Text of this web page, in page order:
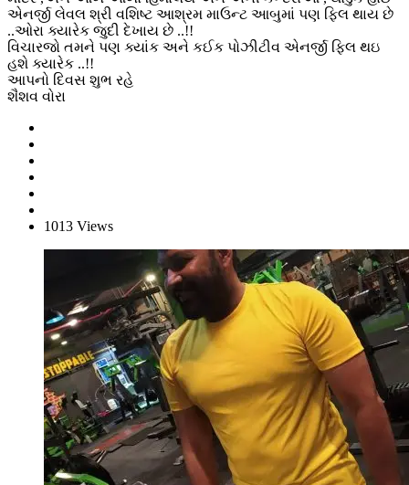
એનર્જી લેવલ શ્રી વશિષ્ટ આશ્રમ માઉન્ટ આબુમાં પણ ફિલ થાય છે
..ઓરા ક્યારેક જુદી દેખાય છે ..!!
વિચારજો તમને પણ ક્યાંક અને કઈક પોઝીટીવ એનર્જી ફિલ થઇ
હશે ક્યારેક ..!!
આપનો દિવસ શુભ રહે
શૈશવ વોરા
1013 Views